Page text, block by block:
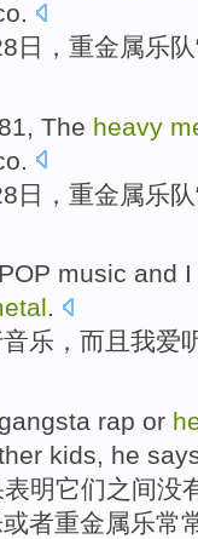
.
日， 重金属乐队
The heavy
日， 重金属乐队
POP music and
.
音乐 ， 而且 我爱
gangsta rap or
kids, he
明它们之间没
或者重金属乐常